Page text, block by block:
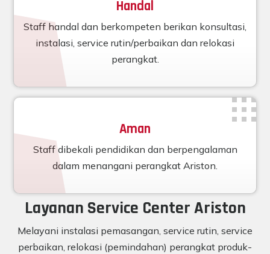
Handal
Staff handal dan berkompeten berikan konsultasi,
instalasi, service rutin/perbaikan dan relokasi
perangkat.
Aman
Staff dibekali pendidikan dan berpengalaman
dalam menangani perangkat Ariston.
Layanan Service Center Ariston
Melayani instalasi pemasangan, service rutin, service
perbaikan, relokasi (pemindahan) perangkat produk-